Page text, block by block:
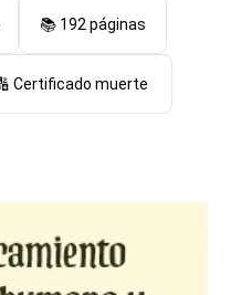
📚 192 páginas
Certificado muerte